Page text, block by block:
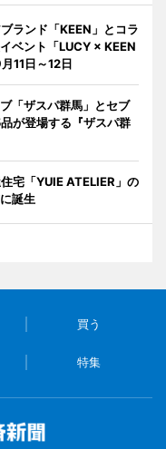
ランド「KEEN」とコラ
ベント「LUCY × KEEN
11日～12日
「ザスパ群馬」とセブ
が登場する『ザスパ群
宅「YUIE ATELIER」の
誕生
買う
特集